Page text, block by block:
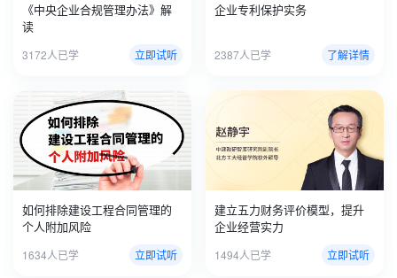
《中央企业合规管理办法》解
读
3172人已学 立即试听
企业专利保护实务
2387人已学 了解详情
如何排除建设工程合同管理的
个人附加风险
1634人已学 立即试听
建立五力财务评价模型，提升
企业经营实力
1494人已学 立即试听